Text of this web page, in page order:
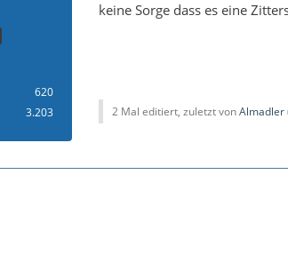
620
3.203
keine Sorge dass es eine
2 Mal editiert, zuletzt vonAlmadler